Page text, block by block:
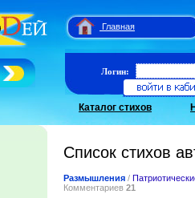
Главная
Логин:
Каталог стихов
Список стихов
Размышления /
Комментариев 21